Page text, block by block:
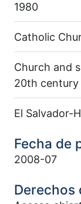
1980
Catholic
Church and
20th century
El Salvador-
Fecha de
2008-07
Derechos